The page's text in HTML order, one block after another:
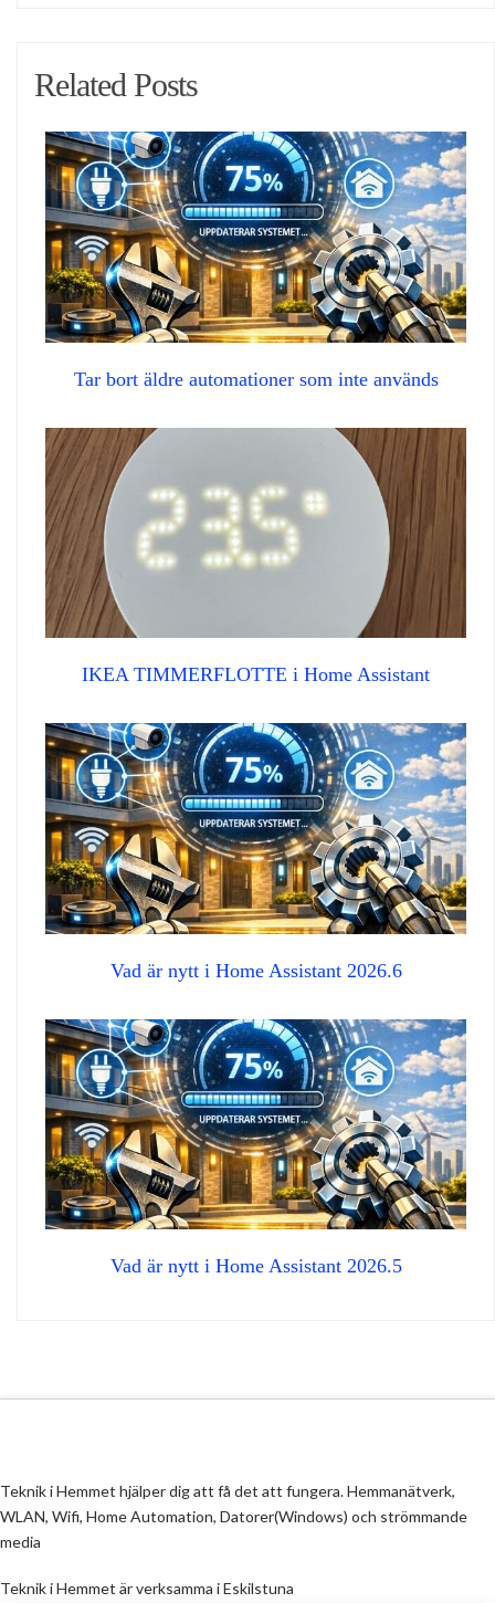
Related Posts
Tar bort äldre automationer som inte används
IKEA TIMMERFLOTTE i Home Assistant
Vad är nytt i Home Assistant 2026.6
Vad är nytt i Home Assistant 2026.5
Teknik i Hemmet hjälper dig att få det att fungera. Hemmanätverk,
WLAN, Wifi, Home Automation, Datorer(Windows) och strömmande
media
Teknik i Hemmet är verksamma i Eskilstuna